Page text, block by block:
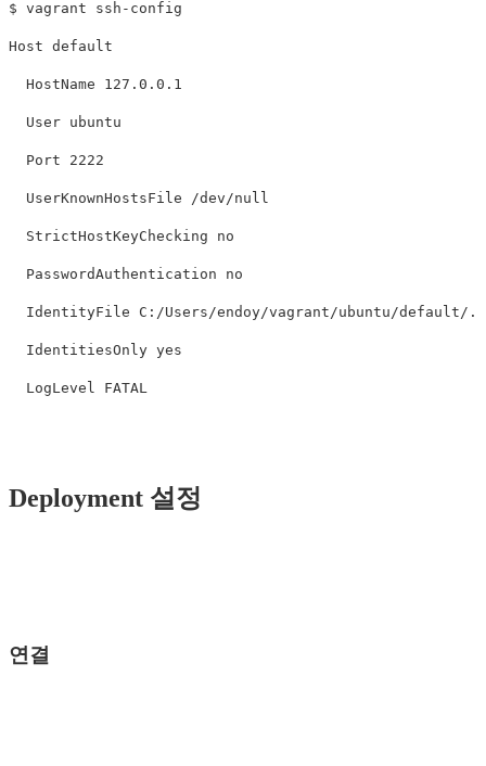
$ vagrant ssh-config
Host default
  HostName 127.0.0.1
  User ubuntu
  Port 2222
  UserKnownHostsFile /dev/null
  StrictHostKeyChecking no
  PasswordAuthentication no
IdentityFile C:/Users/endoy/vagrant/ubuntu/default/
  IdentitiesOnly yes
Deployment 설정
연결